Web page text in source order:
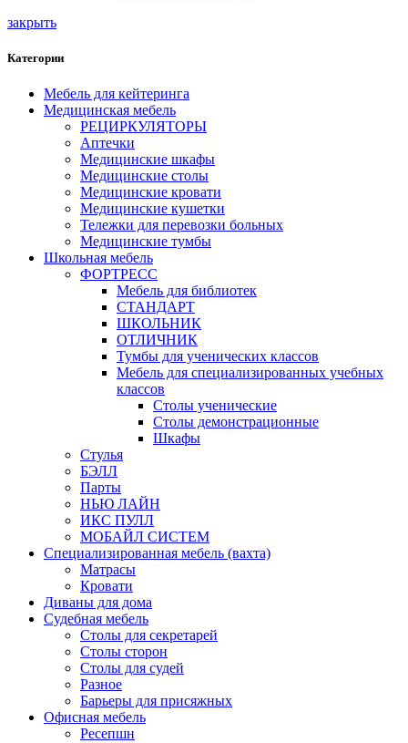
закрыть
Категории
Мебель для кейтеринга
Медицинская мебель
РЕЦИРКУЛЯТОРЫ
Аптечки
Медицинские шкафы
Медицинские столы
Медицинские кровати
Медицинские кушетки
Тележки для перевозки больных
Медицинские тумбы
Школьная мебель
ФОРТРЕСС
Мебель для библиотек
СТАНДАРТ
ШКОЛЬНИК
ОТЛИЧНИК
Тумбы для ученических классов
Мебель для специализированных учебных
классов
Столы ученические
Столы демонстрационные
Шкафы
Стулья
БЭЛЛ
Парты
НЬЮ ЛАЙН
ИКС ПУЛЛ
МОБАЙЛ СИСТЕМ
Специализированная мебель (вахта)
Матрасы
Кровати
Диваны для дома
Судебная мебель
Столы для секретарей
Столы сторон
Столы для судей
Разное
Барьеры для присяжных
Офисная мебель
Ресепшн